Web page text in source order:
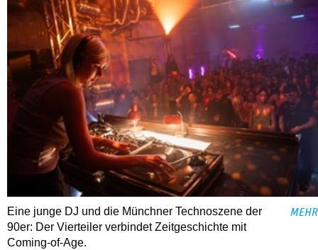
Eine junge DJ und die Münchner Technoszene der
90er: Der Vierteiler verbindet Zeitgeschichte mit
Coming-of-Age.
MEHR